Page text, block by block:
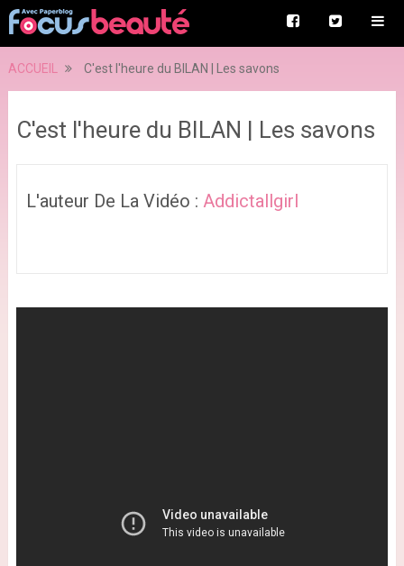
ACCUEIL C'est l'heure du BILAN | Les savons
C'est l'heure du BILAN | Les savons
L'auteur De La Vidéo : Addictallgirl